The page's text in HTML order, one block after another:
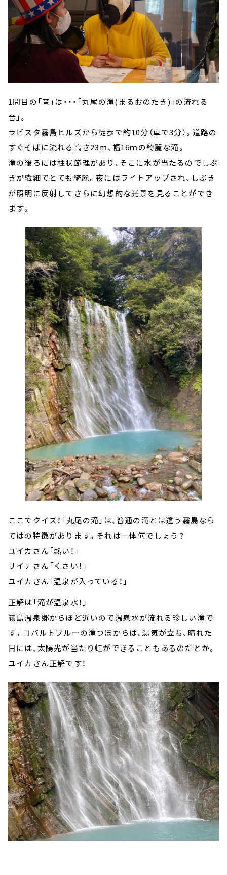
1問目の「音」は・・・「丸尾の滝(まるおのたき)」の流れる
音」。
ラビスタ霧島ヒルズから徒歩で約10分（車で3分）。道路の
すぐそばに流れる高さ23ｍ、幅16ｍの綺麗な滝。
滝の後ろには柱状節理があり、そこに水が当たるのでしぶ
きが繊細でとても綺麗。夜にはライトアップされ、しぶき
が照明に反射してさらに幻想的な光景を見ることができ
ます。
ここでクイズ！「丸尾の滝」は、普通の滝とは違う霧島なら
ではの特徴があります。それは一体何でしょう？
ユイカさん「熱い！」
リイナさん「くさい！」
ユイカさん「温泉が入っている！」
正解は「滝が温泉水！」
霧島温泉郷からほど近いので温泉水が流れる珍しい滝で
す。コバルトブルーの滝つぼからは、湯気が立ち、晴れた
日には、太陽光が当たり虹ができることもあるのだとか。
ユイカさん正解です！